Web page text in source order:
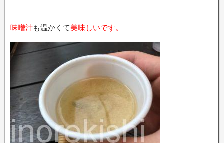
味噌汁も温かくて美味しいです。